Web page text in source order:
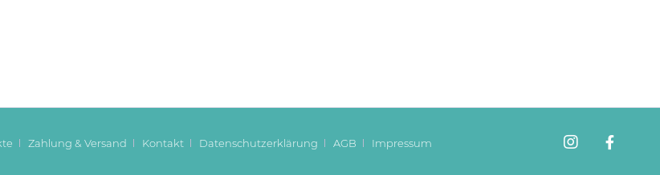
Zahlung & Versand Kontakt Datenschutzerklärung AGB Impressum